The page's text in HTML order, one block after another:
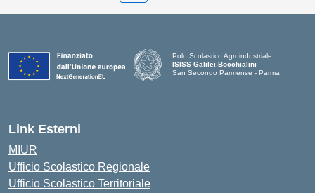
Polo Scolastico Agroindustriale
ISISS Galilei-Bocchialini
San Secondo Parmense - Parma
Link Esterni
MIUR
Ufficio Scolastico Regionale
Ufficio Scolastico Territoriale